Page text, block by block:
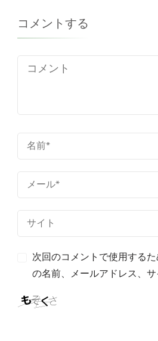
コメントする
次回のコメントで使用する
の名前、メールアドレス、サ